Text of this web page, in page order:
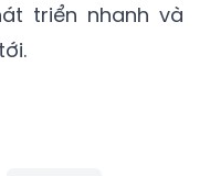
triển nhanh và